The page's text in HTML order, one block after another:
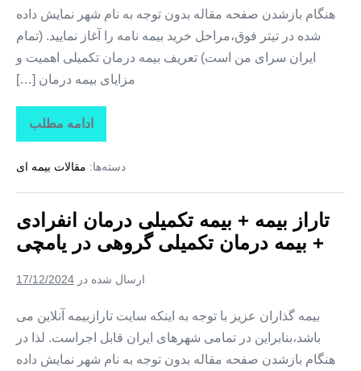
هنگام بازشدن صفحه مقاله بدون توجه به نام شهر نمایش داده
شده در تیتر فوق،مراحل خرید بیمه نامه را آغاز نمایید. (تمام
ایران سرای من است) تعریف بیمه درمان تکمیلی اهمیت و
مزایای بیمه درمان […]
ادامه مطلب
تاراز
بیمه
بیمه
درمان
+
بیمه
درمان
تکمیلی
در
دسته‌ها: مقالات بیمه ای
تاراز بیمه + بیمه تکمیلی درمان انفرادی
+ بیمه درمان تکمیلی گروهی در یامچی
ارسال شده در 17/12/2024
بیمه گذاران عزیز با توجه به اینکه سایت تارازبیمه آنلاین می
باشد،بنابراین در تمامی شهرهای ایران قابل اجراست. لذا در
هنگام بازشدن صفحه مقاله بدون توجه به نام شهر نمایش داده